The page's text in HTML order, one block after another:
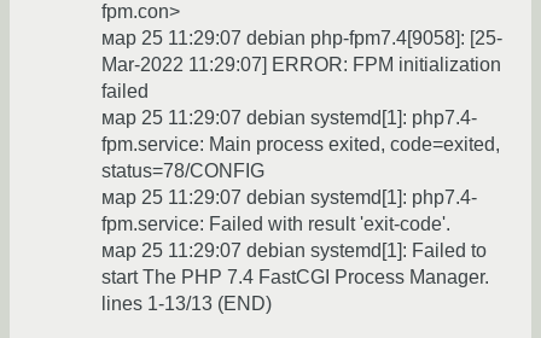
fpm.con>
мар 25 11:29:07 debian php-fpm7.4[9058]: [25-
Mar-2022 11:29:07] ERROR: FPM initialization
failed
мар 25 11:29:07 debian systemd[1]: php7.4-
fpm.service: Main process exited, code=exited,
status=78/CONFIG
мар 25 11:29:07 debian systemd[1]: php7.4-
fpm.service: Failed with result 'exit-code'.
мар 25 11:29:07 debian systemd[1]: Failed to
start The PHP 7.4 FastCGI Process Manager.
lines 1-13/13 (END)